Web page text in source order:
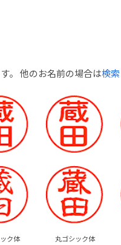
。 他のお名前の場合は検索
ク体 丸ゴシック体